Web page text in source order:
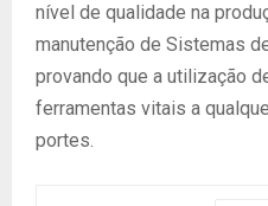
nível de qualidade na
manutenção de Sistemas
provando que a utilização
ferramentas vitais a
portes.